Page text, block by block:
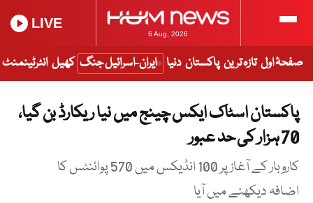
6 Aug, 2026
LIVE
صفحۂ اول تازہ ترین پاکستان دنیا ایران-اسرائیل جنگ کھیل انٹرٹینمنٹ
پاکستان اسٹاک ایکس چینج میں نیا ریکارڈ بن گیا،
70 ہزار کی حد عبور
کاروبار کے آغاز پر 100 انڈیکس میں 570 پوائنٹس کا
اضافہ دیکھنے میں آیا